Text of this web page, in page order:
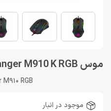
موس Redragon Ranger M910 K RGB
RGB
موجود در انبار